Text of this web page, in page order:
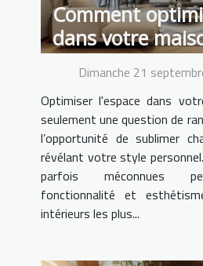
Comment
dans votre
améliorant son
Dimanche 21
Optimiser l'espace dans
seulement une question de
l’opportunité de sublimer
révélant votre style
parfois méconnues
fonctionnalité et
intérieurs les plus...